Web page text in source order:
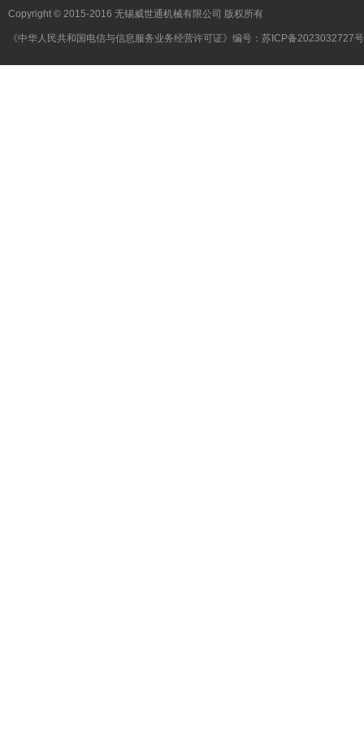
Copyright © 2015-2016 无锡威世通机械有限公司 版权所有
《中华人民共和国电信与信息服务业务经营许可证》编号： 苏ICP备2023032727